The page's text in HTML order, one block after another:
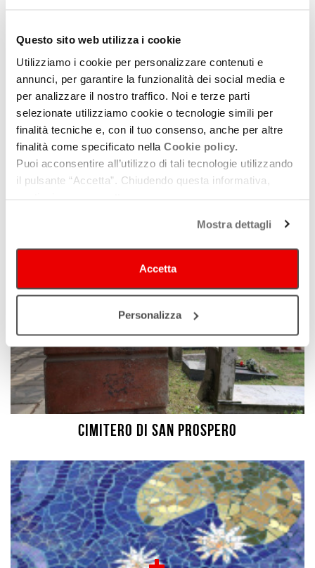
Questo sito web utilizza i cookie
Utilizziamo i cookie per personalizzare contenuti e
annunci, per garantire la funzionalità dei social media e
per analizzare il nostro traffico. Noi e terze parti
selezionate utilizziamo cookie o tecnologie simili per
finalità tecniche e, con il tuo consenso, anche per altre
finalità come specificato nella Cookie policy.
Puoi acconsentire all’utilizzo di tali tecnologie utilizzando
il pulsante “Accetta”. Chiudendo questa informativa,
Mostra dettagli
Accetta
Personalizza
quartiere Barca - Treno
Cimitero di San Prospero